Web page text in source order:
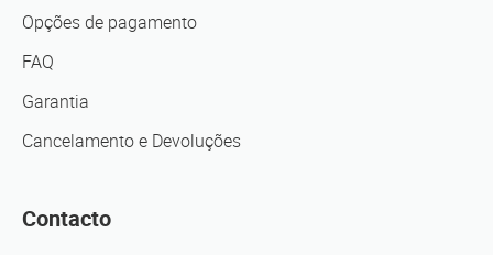
Opções de pagamento
FAQ
Garantia
Cancelamento e Devoluções
Contacto